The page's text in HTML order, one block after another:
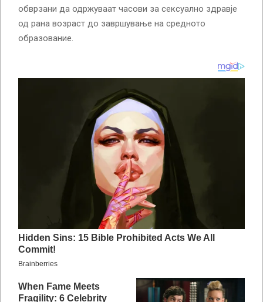
обврзани да одржуваат часови за сексуално здравје
од рана возраст до завршување на средното
образование.